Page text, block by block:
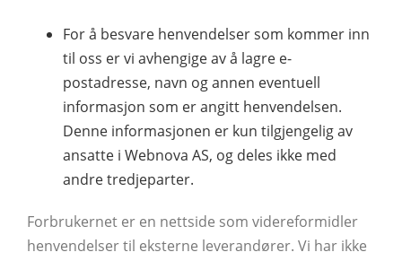
For å besvare henvendelser som kommer inn
til oss er vi avhengige av å lagre e-
postadresse, navn og annen eventuell
informasjon som er angitt henvendelsen.
Denne informasjonen er kun tilgjengelig av
ansatte i Webnova AS, og deles ikke med
andre tredjeparter.
Forbrukernet er en nettside som videreformidler
henvendelser til eksterne leverandører. Vi har ikke